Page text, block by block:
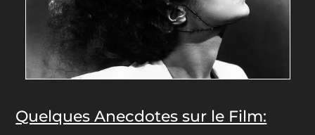
Quelques Anecdotes sur le Film: